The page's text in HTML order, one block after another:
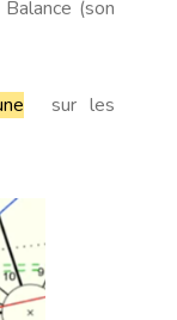
(son
sur les